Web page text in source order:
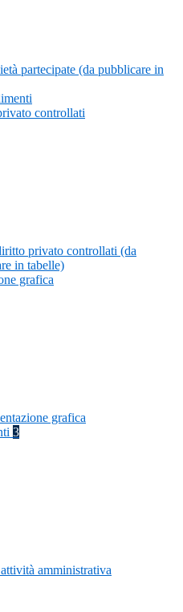
partecipate (da pubblicare in
controllati
privato controllati (da
in tabelle)
grafica
grafica
3
amministrativa